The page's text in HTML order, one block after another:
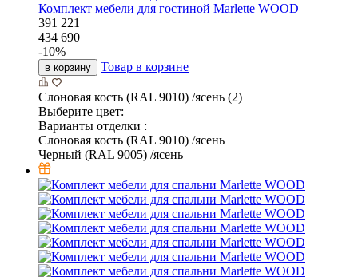
Комплект мебели для гостиной Marlette WOOD
391 221
434 690
-10%
в корзину Товар в корзине
Слоновая кость (RAL 9010) /ясень (2)
Выберите цвет:
Варианты отделки :
Слоновая кость (RAL 9010) /ясень
Черный (RAL 9005) /ясень